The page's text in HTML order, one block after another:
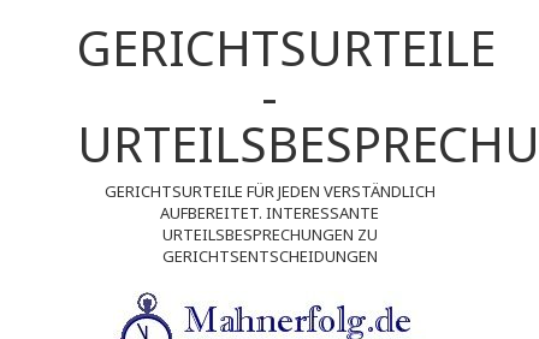
GERICHTSURTEILE
-
GERICHTSURTEILE FÜR JEDEN VERSTÄNDLICH
AUFBEREITET. INTERESSANTE
URTEILSBESPRECHUNGEN ZU
GERICHTSENTSCHEIDUNGEN